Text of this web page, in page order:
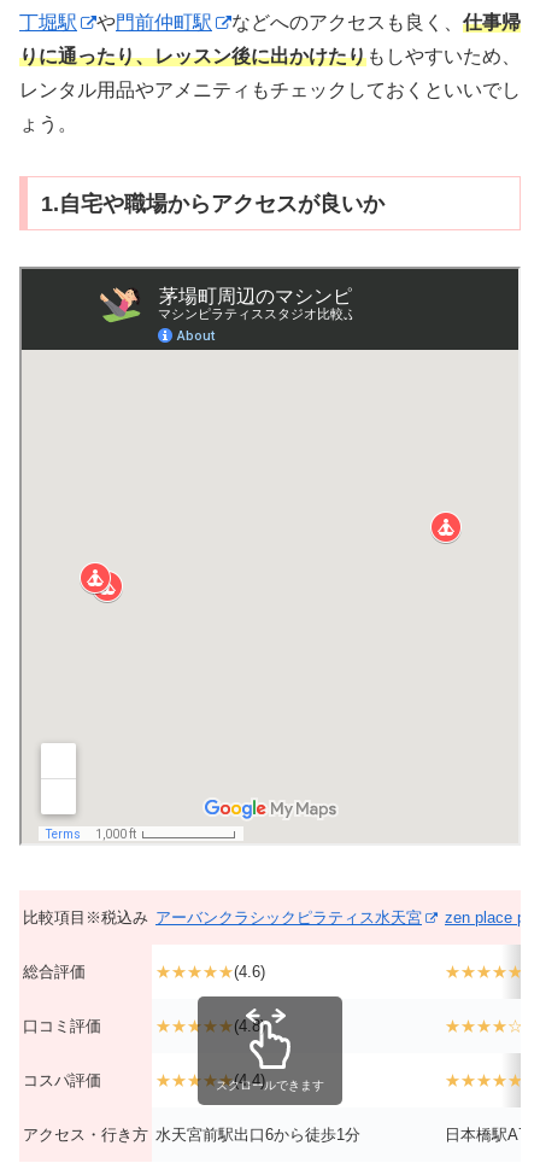
丁堀駅
や門前仲町駅 などへのアクセスも良く、 仕事帰
りに通ったり、レッスン後に出かけたりもしやすいため、
レンタル用品やアメニティもチェックしておくといいでし
ょう。
1.自宅や職場からアクセスが良いか
比較項目※税込み アーバンクラシックピラティス水天宮 zen place
総合評価 ★★★★★(4.6) ★★★★★
口コミ評価 ★★★★★(4.8) ★★★★☆
コスパ評価 ★★★★★(4.4) ★★★★★
アクセス・行き方 水天宮前駅出口6から徒歩1分 日本橋駅A7
スクロールできます